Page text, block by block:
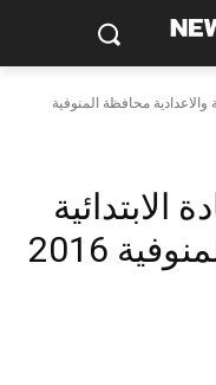
والاعدادية محافظة المنوفية
الابتدائية
والاعدادية محافظة المنوفية 2016